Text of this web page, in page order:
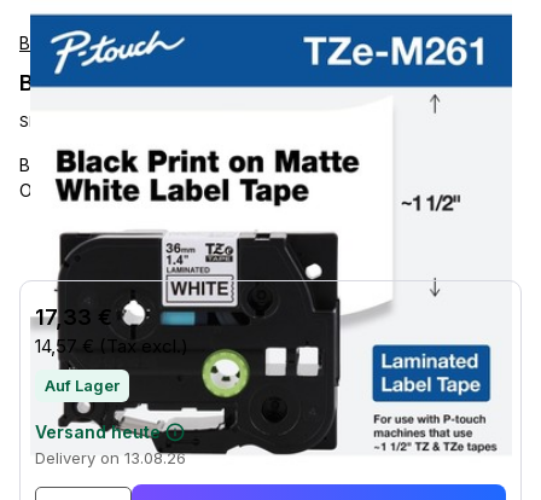
Brother
Brother TZEM261 Bänder
SKU:
BROTHER MOBILE, 1.4 IN X 26.2 FT (36MM X 8M), BLACK INK
ON MATTE WHITE LABEL, 2 PACK
17,33 €
14,57 € (Tax excl.)
Auf Lager
Versand heute
Delivery on 13.08.26